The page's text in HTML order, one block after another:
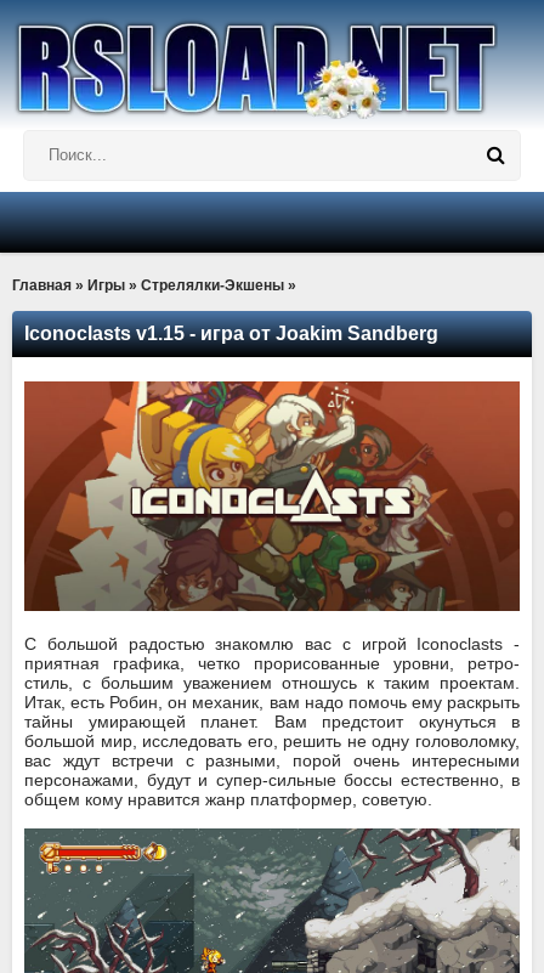
Главная » Игры » Стрелялки-Экшены »
Iconoclasts v1.15 - игра от Joakim Sandberg
С большой радостью знакомлю вас с игрой Iconoclasts -
приятная графика, четко прорисованные уровни, ретро-
стиль, с большим уважением отношусь к таким проектам.
Итак, есть Робин, он механик, вам надо помочь ему раскрыть
тайны умирающей планет. Вам предстоит окунуться в
большой мир, исследовать его, решить не одну головоломку,
вас ждут встречи с разными, порой очень интересными
персонажами, будут и супер-сильные боссы естественно, в
общем кому нравится жанр платформер, советую.